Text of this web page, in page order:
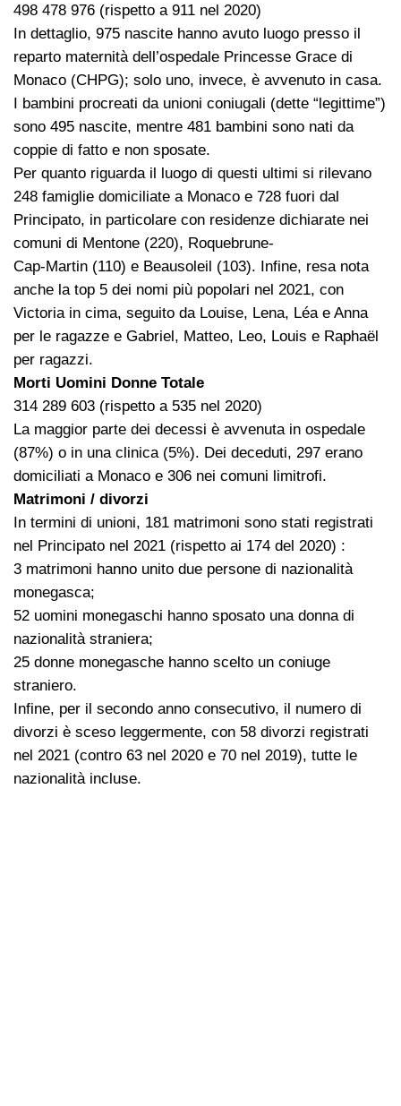
498 478 976 (rispetto a 911 nel 2020)
In dettaglio, 975 nascite hanno avuto luogo presso il
reparto maternità dell’ospedale Princesse Grace di
Monaco (CHPG); solo uno, invece, è avvenuto in casa.
I bambini procreati da unioni coniugali (dette “legittime”)
sono 495 nascite, mentre 481 bambini sono nati da
coppie di fatto e non sposate.
Per quanto riguarda il luogo di questi ultimi si rilevano
248 famiglie domiciliate a Monaco e 728 fuori dal
Principato, in particolare con residenze dichiarate nei
comuni di Mentone (220), Roquebrune-
Cap-Martin (110) e Beausoleil (103). Infine, resa nota
anche la top 5 dei nomi più popolari nel 2021, con
Victoria in cima, seguito da Louise, Lena, Léa e Anna
per le ragazze e Gabriel, Matteo, Leo, Louis e Raphaël
per ragazzi.
Morti Uomini Donne Totale
314 289 603 (rispetto a 535 nel 2020)
La maggior parte dei decessi è avvenuta in ospedale
(87%) o in una clinica (5%). Dei deceduti, 297 erano
domiciliati a Monaco e 306 nei comuni limitrofi.
Matrimoni / divorzi
In termini di unioni, 181 matrimoni sono stati registrati
nel Principato nel 2021 (rispetto ai 174 del 2020) :
3 matrimoni hanno unito due persone di nazionalità
monegasca;
52 uomini monegaschi hanno sposato una donna di
nazionalità straniera;
25 donne monegasche hanno scelto un coniuge
straniero.
Infine, per il secondo anno consecutivo, il numero di
divorzi è sceso leggermente, con 58 divorzi registrati
nel 2021 (contro 63 nel 2020 e 70 nel 2019), tutte le
nazionalità incluse.